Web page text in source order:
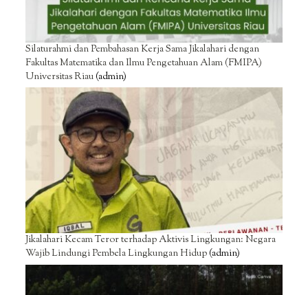
Silaturahmi dan Pembahasan Kerja Sama Jikalahari dengan
Fakultas Matematika dan Ilmu Pengetahuan Alam (FMIPA)
Universitas Riau(admin)
Jikalahari Kecam Teror terhadap Aktivis Lingkungan: Negara
Wajib Lindungi Pembela Lingkungan Hidup(admin)